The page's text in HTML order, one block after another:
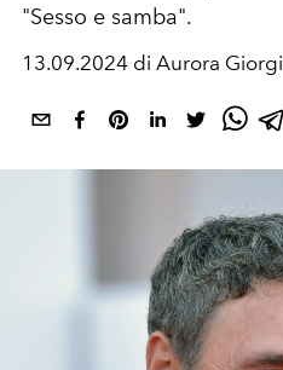
"Sesso e samba".
13.09.2024 di Aurora Giorgi